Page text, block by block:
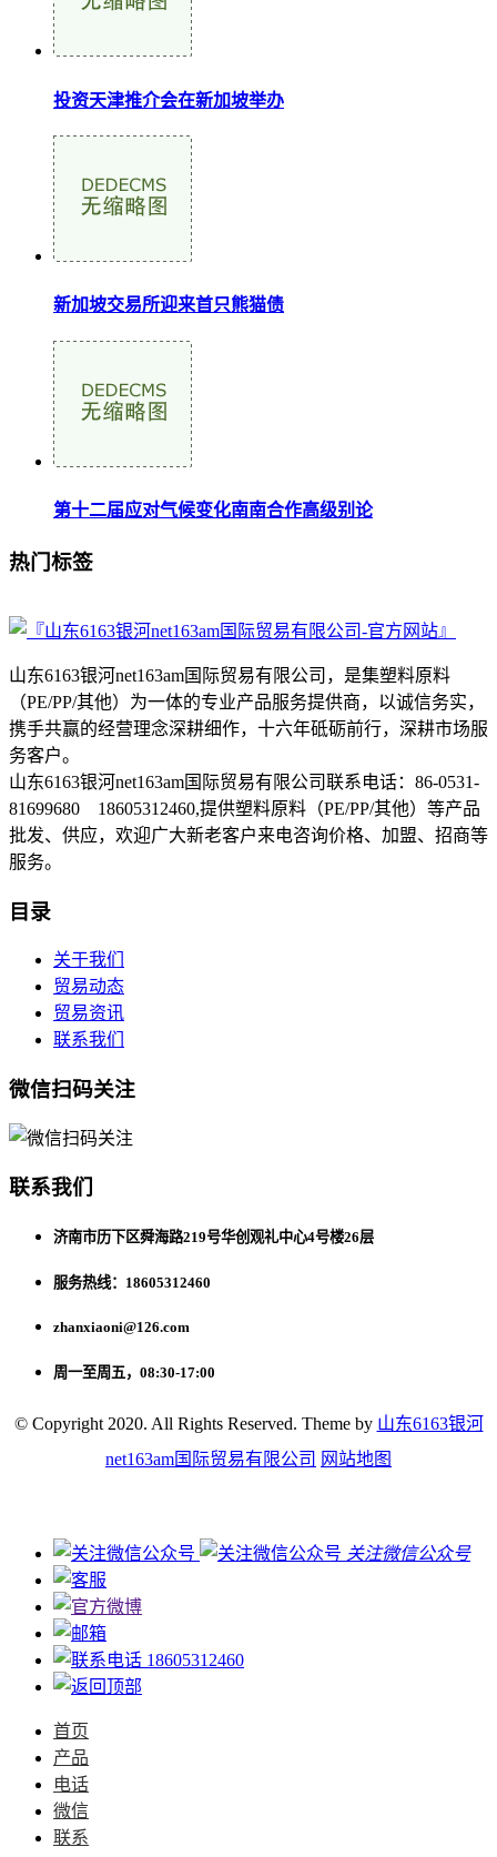
投资天津推介会在新加坡举办
新加坡交易所迎来首只熊猫债
第十二届应对气候变化南南合作高级别论
热门标签
山东6163银河net163am国际贸易有限公司，是集塑料原料
（PE/PP/其他）为一体的专业产品服务提供商，以诚信务实，
携手共赢的经营理念深耕细作，十六年砥砺前行，深耕市场服
务客户。
山东6163银河net163am国际贸易有限公司联系电话：86-0531-
81699680 18605312460,提供塑料原料（PE/PP/其他）等产品
批发、供应，欢迎广大新老客户来电咨询价格、加盟、招商等
服务。
目录
关于我们
贸易动态
贸易资讯
联系我们
微信扫码关注
联系我们
济南市历下区舜海路219号华创观礼中心4号楼26层
服务热线：18605312460
zhanxiaoni@126.com
周一至周五，08:30-17:00
© Copyright 2020. All Rights Reserved. Theme by 山东6163银河
net163am国际贸易有限公司 网站地图
关注微信公众号
18605312460
首页
产品
电话
微信
联系